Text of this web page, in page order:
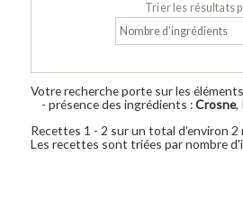
Trier les résultats
Votre recherche porte sur les
- présence des ingrédients :Crosne,
Recettes 1 - 2 sur un total d'environ
Les recettes sont triées par nombre